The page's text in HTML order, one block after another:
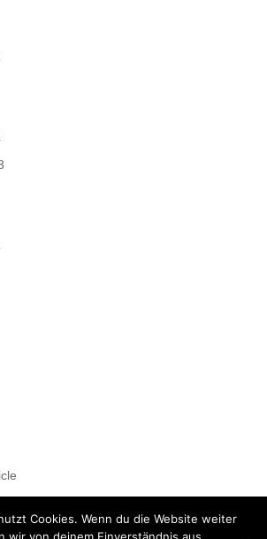
Cookies. Wenn du die Website weiter